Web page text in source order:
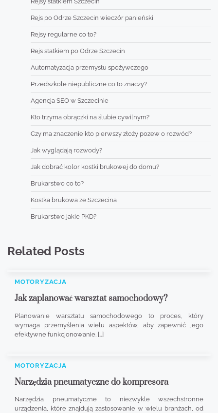
Rejs po Odrze Szczecin wieczór panieński
Rejsy regularne co to?
Rejs statkiem po Odrze Szczecin
Automatyzacja przemysłu spożywczego
Przedszkole niepubliczne co to znaczy?
Agencja SEO w Szczecinie
Kto trzyma obrączki na ślubie cywilnym?
Czy ma znaczenie kto pierwszy złoży pozew o rozwód?
Jak wyglądają rozwody?
Jak dobrać kolor kostki brukowej do domu?
Brukarstwo co to?
Kostka brukowa ze Szczecina
Brukarstwo jakie PKD?
Related Posts
MOTORYZACJA
Jak zaplanować warsztat samochodowy?
Planowanie warsztatu samochodowego to proces, który
wymaga przemyślenia wielu aspektów, aby zapewnić jego
efektywne funkcjonowanie. […]
MOTORYZACJA
Narzędzia pneumatyczne do kompresora
Narzędzia pneumatyczne to niezwykle wszechstronne
urządzenia, które znajdują zastosowanie w wielu branżach, od